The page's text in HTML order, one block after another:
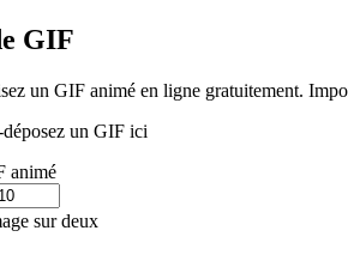
GIF
un GIF animé en ligne gratuitement.
un GIF ici
animé
sur deux